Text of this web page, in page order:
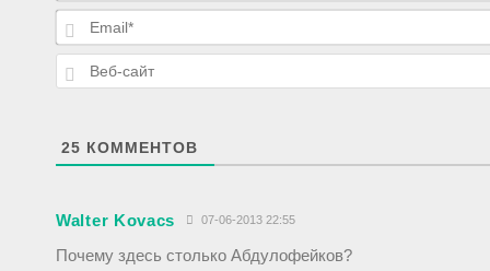
25 КОММЕНТОВ
Walter Kovacs 07-06-2013 22:55
Почему здесь столько Абдулофейков?